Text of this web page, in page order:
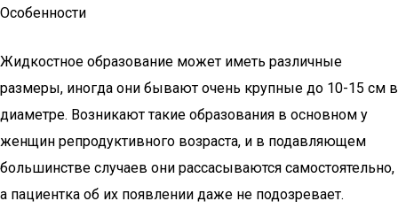
Особенности
Жидкостное образование может иметь различные
размеры, иногда они бывают очень крупные до 10-15 см в
диаметре. Возникают такие образования в основном у
женщин репродуктивного возраста, и в подавляющем
большинстве случаев они рассасываются самостоятельно,
а пациентка об их появлении даже не подозревает.